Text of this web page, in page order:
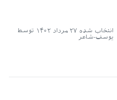
انتخاب شده ۲۷ مرداد ۱۴۰۲
توسط
یوسف-شاعر